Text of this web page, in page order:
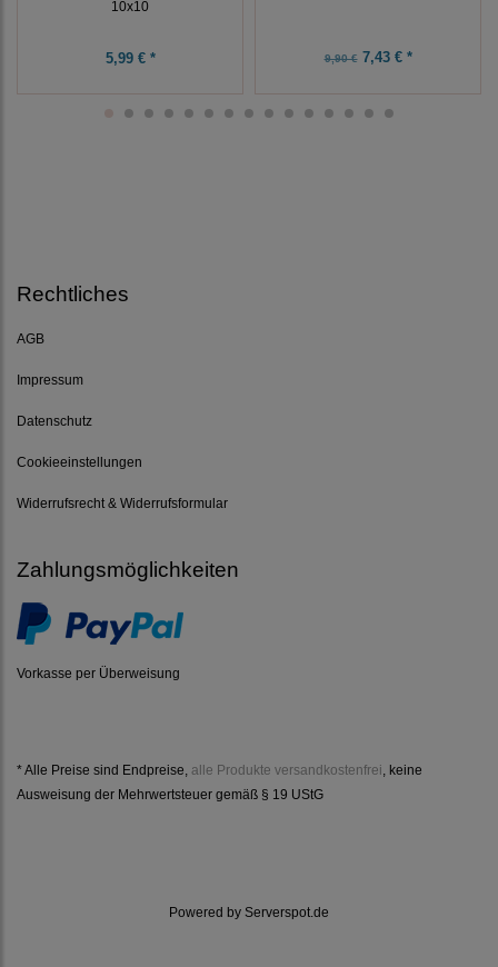
10x10
5,99 € * 9,90 €7,43 € *
Rechtliches
AGB
Impressum
Datenschutz
Cookieeinstellungen
Widerrufsrecht & Widerrufsformular
Zahlungsmöglichkeiten
Vorkasse per Überweisung
* Alle Preise sind Endpreise, alle Produkte versandkostenfrei , keine
Ausweisung der Mehrwertsteuer gemäß § 19 UStG
Powered by Serverspot.de